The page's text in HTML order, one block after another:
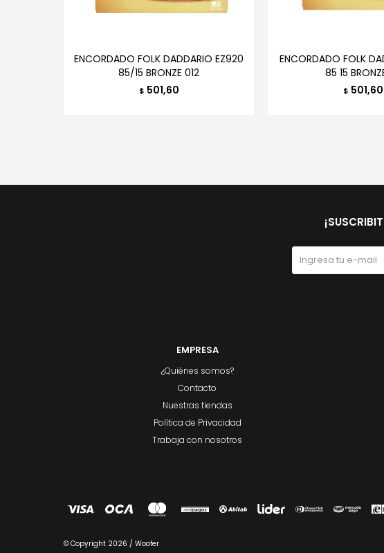
ENCORDADO FOLK DADDARIO EZ920
85/15 BRONZE 012
$ 501,60
ENCORDADO FOLK
85 15
$ 501,60
EMPRESA
¿Quiénes somos?
Contacto
Nuestras tiendas
Política de Privacidad
Trabaja con nosotros
© Copyright 2026 / Woofer